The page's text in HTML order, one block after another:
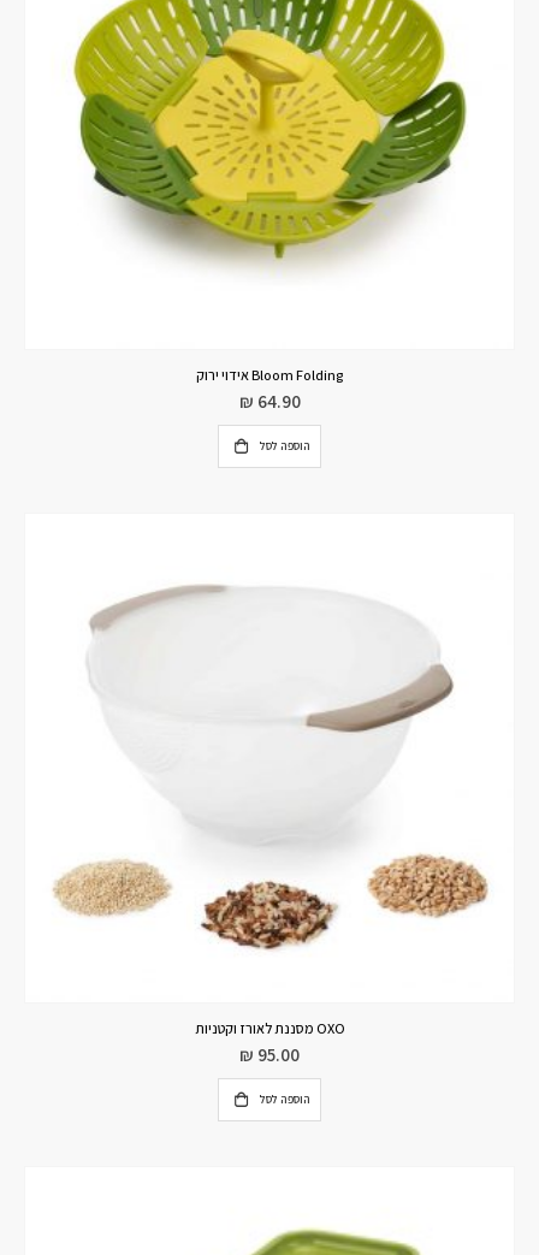
Bloom Folding אידוי ירוק
₪ 64.90
הוספה לסל
OXO מסננת לאורז וקטניות
₪ 95.00
הוספה לסל